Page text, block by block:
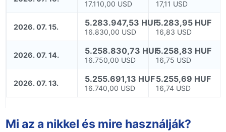
17.110,00 USD 17,11 USD
2026. 07. 15. 5.283.947,53 HUF
16.830,00 USD
5.283,95 HUF
16,83 USD
2026. 07. 14. 5.258.830,73 HUF
16.750,00 USD
5.258,83 HUF
16,75 USD
2026. 07. 13. 5.255.691,13 HUF
16.740,00 USD
5.255,69 HUF
16,74 USD
Mi az a nikkel és mire használják?